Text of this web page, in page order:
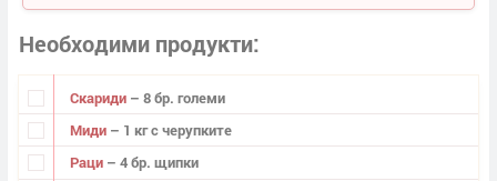
Необходими продукти
Скариди – 8 бр. големи
Миди – 1 кг с черупките
Раци – 4 бр. щипки